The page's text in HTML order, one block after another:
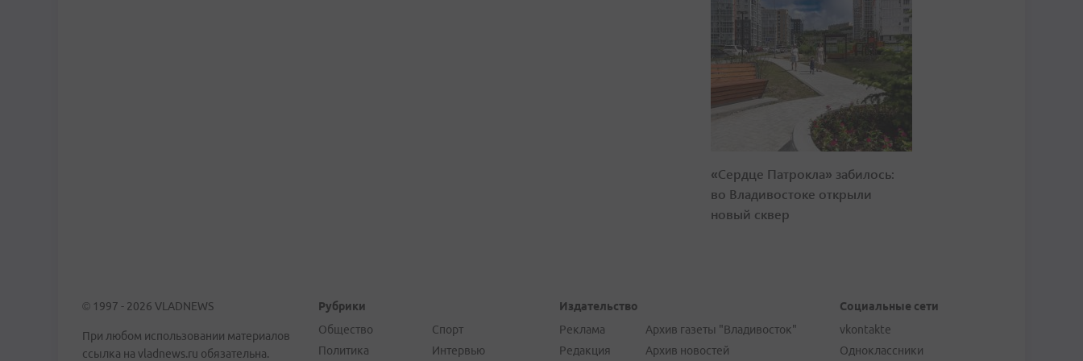
«Сердце Патрокла» забилось:
во Владивостоке открыли
новый сквер
© 1997 - 2026 VLADNEWS
При любом использовании материалов
ссылка на vladnews.ru обязательна.
Рубрики
Общество
Политика
Спорт
Интервью
Издательство
Реклама
Редакция
Архив газеты "Владивосток"
Архив новостей
Социальные сети
vkontakte
Одноклассники